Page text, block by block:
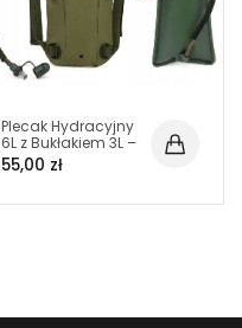
Plecak Hydracyjny
6L z Bukłakiem 3L –
Zielony PT020
55,00 zł